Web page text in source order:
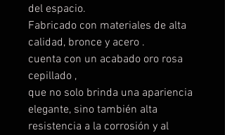
del espacio.
Fabricado con materiales de alta
calidad, bronce y acero .
cuenta con un acabado oro rosa
cepillado ,
que no solo brinda una apariencia
elegante, sino también alta
resistencia a la corrosión y al